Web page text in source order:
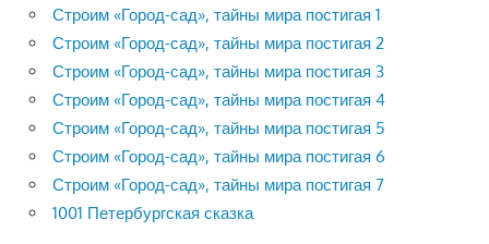
Строим «Город-сад», тайны мира постигая 1
Строим «Город-сад», тайны мира постигая 2
Строим «Город-сад», тайны мира постигая 3
Строим «Город-сад», тайны мира постигая 4
Строим «Город-сад», тайны мира постигая 5
Строим «Город-сад», тайны мира постигая 6
Строим «Город-сад», тайны мира постигая 7
1001 Петербургская сказка